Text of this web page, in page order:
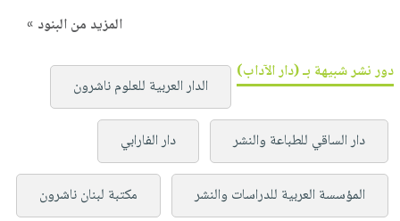
المزيد من البنود »
دور نشر شبيهة بـ (دار الآداب)
الدار العربية للعلوم ناشرون
دار الساقي للطباعة والنشر دار الفارابي
المؤسسة العربية للدراسات والنشر مكتبة لبنان ناشرون